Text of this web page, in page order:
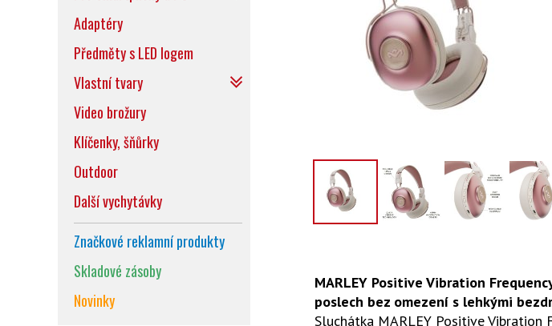
MARLEY Positive Vibration
poslech bez omezení s lehkými
Sluchátka MARLEY Positive
Adaptéry
Předměty s LED logem
Vlastní tvary
Video brožury
Klíčenky, šňůrky
Outdoor
Další vychytávky
Značkové reklamní produkty
Skladové zásoby
Novinky